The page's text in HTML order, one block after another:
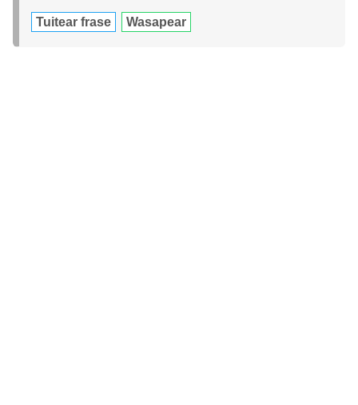
Tuitear frase Wasapear